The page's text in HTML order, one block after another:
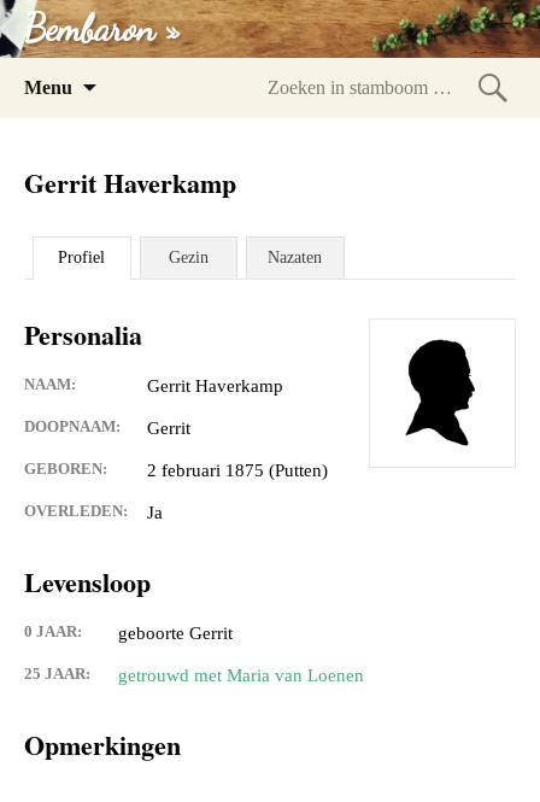
Bembaron »
Menu
Gerrit Haverkamp
Profiel Gezin Nazaten
Personalia
NAAM: Gerrit Haverkamp
DOOPNAAM: Gerrit
GEBOREN: 2 februari 1875 (Putten)
OVERLEDEN: Ja
Levensloop
0 JAAR: geboorte Gerrit
25 JAAR: getrouwd met Maria van Loenen
Opmerkingen